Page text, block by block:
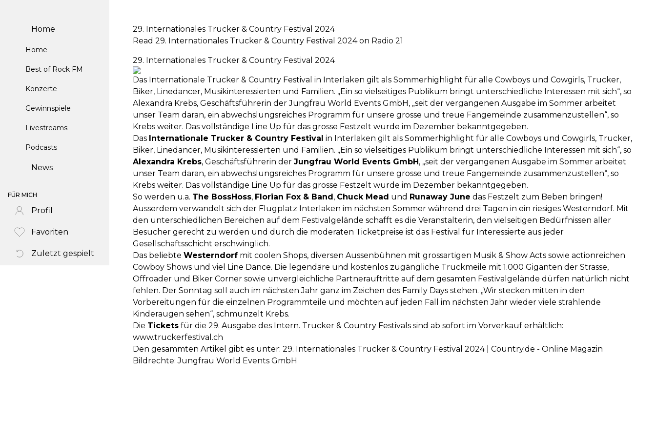
Home
Home
Best of Rock FM
Konzerte
Gewinnspiele
Livestreams
Podcasts
News
FÜR MICH
Profil
Favoriten
Zuletzt gespielt
29. Internationales Trucker & Country Festival 2024
Read 29. Internationales Trucker & Country Festival 2024 on Radio 21
29. Internationales Trucker & Country Festival 2024
Das Internationale Trucker & Country Festival in Interlaken gilt als Sommerhighlight für alle Cowboys und Cowgirls, Trucker,
Biker, Linedancer, Musikinteressierten und Familien. „Ein so vielseitiges Publikum bringt unterschiedliche Interessen mit sich“, so
Alexandra Krebs, Geschäftsführerin der Jungfrau World Events GmbH, „seit der vergangenen Ausgabe im Sommer arbeitet
unser Team daran, ein abwechslungsreiches Programm für unsere grosse und treue Fangemeinde zusammenzustellen“, so
Krebs weiter. Das vollständige Line Up für das grosse Festzelt wurde im Dezember bekanntgegeben.
Das Internationale Trucker & Country Festival in Interlaken gilt als Sommerhighlight für alle Cowboys und Cowgirls, Trucker,
Biker, Linedancer, Musikinteressierten und Familien. „Ein so vielseitiges Publikum bringt unterschiedliche Interessen mit sich“, so
Alexandra Krebs, Geschäftsführerin der Jungfrau World Events GmbH, „seit der vergangenen Ausgabe im Sommer arbeitet
unser Team daran, ein abwechslungsreiches Programm für unsere grosse und treue Fangemeinde zusammenzustellen“, so
Krebs weiter. Das vollständige Line Up für das grosse Festzelt wurde im Dezember bekanntgegeben.
So werden u.a. The BossHoss, Florian Fox & Band, Chuck Mead und Runaway June das Festzelt zum Beben bringen!
Ausserdem verwandelt sich der Flugplatz Interlaken im nächsten Sommer während drei Tagen in ein riesiges Westerndorf. Mit
den unterschiedlichen Bereichen auf dem Festivalgelände schafft es die Veranstalterin, den vielseitigen Bedürfnissen aller
Besucher gerecht zu werden und durch die moderaten Ticketpreise ist das Festival für Interessierte aus jeder
Gesellschaftsschicht erschwinglich.
Das beliebte Westerndorf mit coolen Shops, diversen Aussenbühnen mit grossartigen Musik & Show Acts sowie actionreichen
Cowboy Shows und viel Line Dance. Die legendäre und kostenlos zugängliche Truckmeile mit 1.000 Giganten der Strasse,
Offroader und Biker Corner sowie unvergleichliche Partnerauftritte auf dem gesamten Festivalgelände dürfen natürlich nicht
fehlen. Der Sonntag soll auch im nächsten Jahr ganz im Zeichen des Family Days stehen. „Wir stecken mitten in den
Vorbereitungen für die einzelnen Programmteile und möchten auf jeden Fall im nächsten Jahr wieder viele strahlende
Kinderaugen sehen“, schmunzelt Krebs.
Die Tickets für die 29. Ausgabe des Intern. Trucker & Country Festivals sind ab sofort im Vorverkauf erhältlich:
www.truckerfestival.ch
Den gesammten Artikel gibt es unter: 29. Internationales Trucker & Country Festival 2024 | Country.de - Online Magazin
Bildrechte: Jungfrau World Events GmbH